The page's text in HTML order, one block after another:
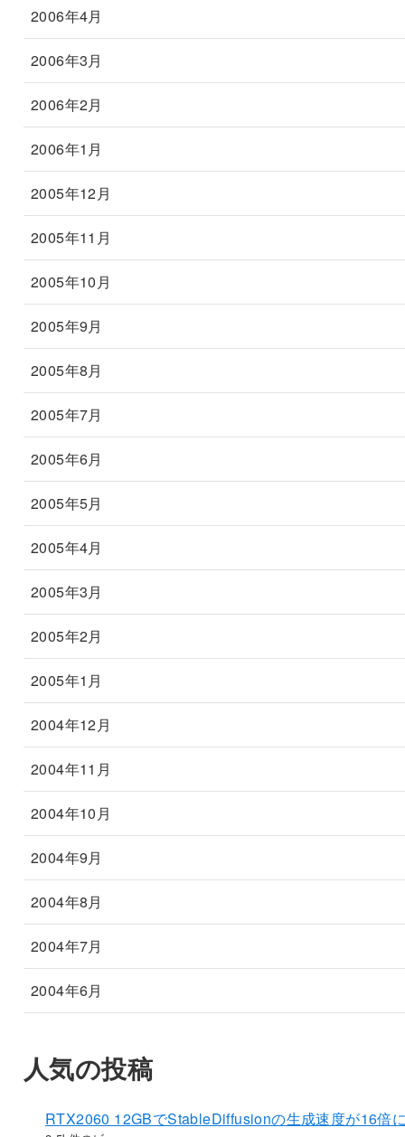
2006年4月
2006年3月
2006年2月
2006年1月
2005年12月
2005年11月
2005年10月
2005年9月
2005年8月
2005年7月
2005年6月
2005年5月
2005年4月
2005年3月
2005年2月
2005年1月
2004年12月
2004年11月
2004年10月
2004年9月
2004年8月
2004年7月
2004年6月
人気の投稿
RTX2060 12GBでStableDiffusionの生成速度が16倍